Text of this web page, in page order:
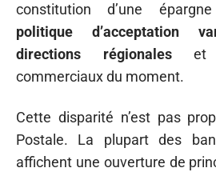
constitution d’une
politique d’acceptation
directions régionaleset
commerciaux du moment.
Cette disparité n’est pas
Postale. La plupart des
affichent une ouverture de